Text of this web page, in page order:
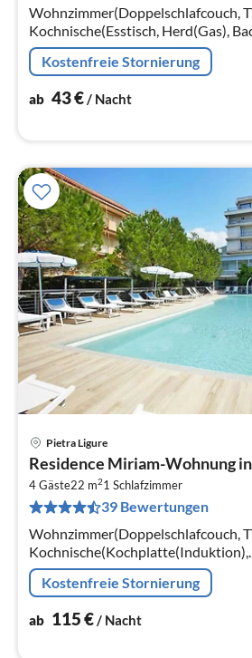
Wohnzimmer(Doppelschlafcouch,
Kochnische(Esstisch, Herd(Gas),
Kühl-/Gefrierkombination),
Kostenfreie Stornierung
ab 43€/ Nacht
Pietra Ligure
Residence Miriam-Wohnung
4 Gäste22 m21 Schlafzimmer
39 Bewertungen
Wohnzimmer(Doppelschlafcouch,
Kochnische(Kochplatte(Induktion),
Kühl-/Gefrierkombination),
Kostenfreie Stornierung
ab 115€/ Nacht